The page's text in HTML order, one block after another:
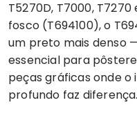
T5270D, T7000,
fosco (T694100), o
um preto mais denso
essencial para
peças gráficas onde
profundo faz diferença.